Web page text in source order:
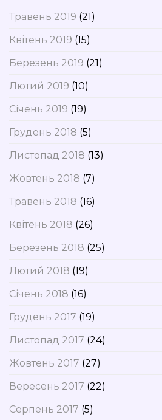
Травень 2019 (21)
Квітень 2019 (15)
Березень 2019 (21)
Лютий 2019 (10)
Січень 2019 (19)
Грудень 2018 (5)
Листопад 2018 (13)
Жовтень 2018 (7)
Травень 2018 (16)
Квітень 2018 (26)
Березень 2018 (25)
Лютий 2018 (19)
Січень 2018 (16)
Грудень 2017 (19)
Листопад 2017 (24)
Жовтень 2017 (27)
Вересень 2017 (22)
Серпень 2017 (5)